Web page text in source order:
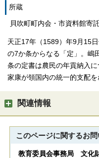
所蔵
貝吹町町内会・市資料館寄
天正17年（1589）年9月15
の7か条からなる「定」。嶋
条の定書は農民の年貢納入
家康が領国内の統一的支配を
関連情報
このページに関するお
教育委員会事務局 文化